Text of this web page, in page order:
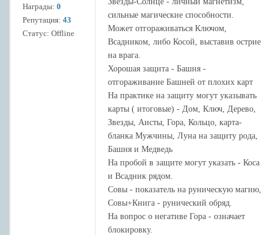
Награды: 0
Репутация: 43
Статус: Offline
сильные магические способности.
Может отгораживаться Ключом,
Всадником, либо Косой, выставив острие
на врага.
Хорошая защита - Башня -
отгораживание Башней от плохих карт
На практике на защиту могут указывать
карты ( итоговые) - Дом, Ключ, Дерево,
Звезды, Аисты, Гора, Кольцо, карта-
бланка Мужчины, Луна на защиту рода,
Башня и Медведь
На пробой в защите могут указать - Коса
и Всадник рядом.
Совы - показатель на руническую магию,
Совы+Книга - рунический обряд.
На вопрос о негативе Гора - означает
блокировку.